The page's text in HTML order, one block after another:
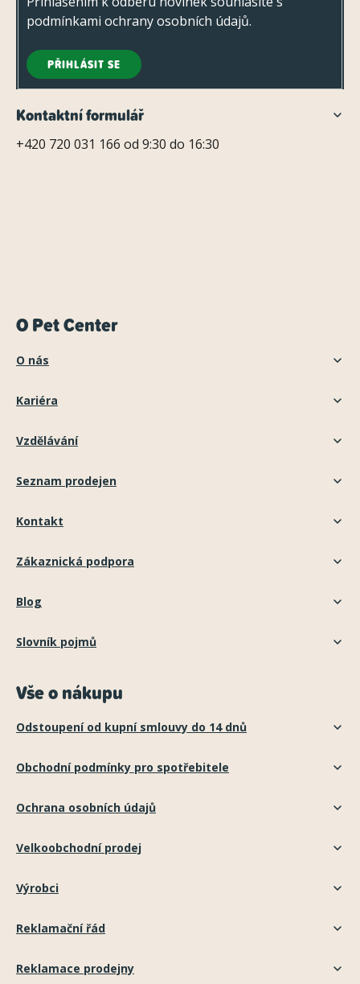
podmínkami ochrany osobních údajů.
PŘIHLÁSIT SE
Kontaktní formulář
+420 720 031 166 od 9:30 do 16:30
O Pet Center
O nás
Kariéra
Vzdělávání
Seznam prodejen
Kontakt
Zákaznická podpora
Blog
Slovník pojmů
Vše o nákupu
Odstoupení od kupní smlouvy do 14 dnů
Obchodní podmínky pro spotřebitele
Ochrana osobních údajů
Velkoobchodní prodej
Výrobci
Reklamační řád
Reklamace prodejny